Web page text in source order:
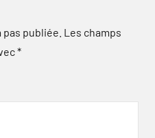
publiée. Les champs
*